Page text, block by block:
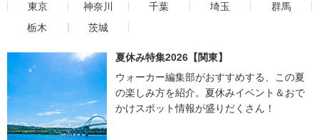
東京
神奈川 千葉 埼玉
群馬
栃木
茨城
夏休み特集2026【関東】
ウォーカー編集部がおすすめする、この夏
の楽しみ方を紹介。夏休みイベント＆おで
かけスポット情報が盛りだくさん！